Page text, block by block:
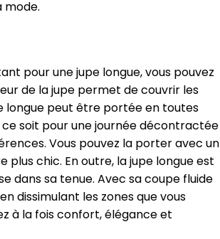
mode.
pour une jupe longue, vous pouvez
de la jupe permet de couvrir les
longue peut être portée en toutes
soit pour une journée décontractée
Vous pouvez la porter avec un
chic. En outre, la jupe longue est
dans sa tenue. Avec sa coupe fluide
dissimulant les zones que vous
à la fois confort, élégance et